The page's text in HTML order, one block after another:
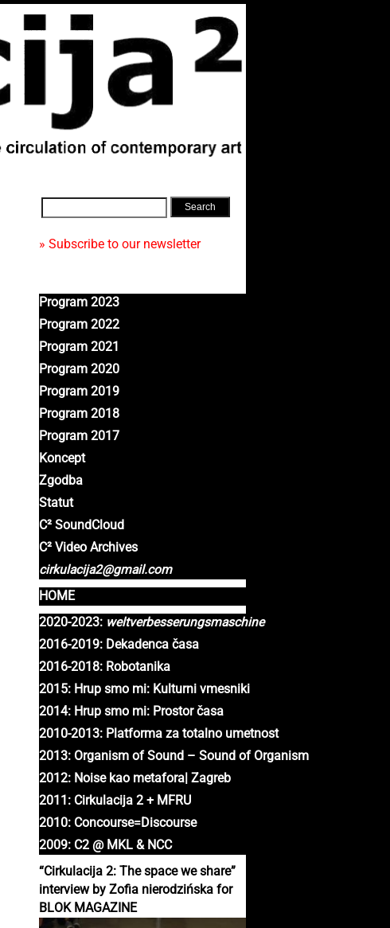
» Subscribe to our newsletter
Program 2023
Program 2022
Program 2021
Program 2020
Program 2019
Program 2018
Program 2017
Koncept
Zgodba
Statut
C² SoundCloud
C² Video Archives
cirkulacija2@gmail.com
HOME
2020-2023: weltverbesserungsmaschine
2016-2019: Dekadenca časa
2016-2018: Robotanika
2015: Hrup smo mi: Kulturni vmesniki
2014: Hrup smo mi: Prostor časa
2010-2013: Platforma za totalno umetnost
2013: Organism of Sound – Sound of Organism
2012: Noise kao metafora| Zagreb
2011: Cirkulacija 2 + MFRU
2010: Concourse=Discourse
2009: C2 @ MKL & NCC
“Cirkulacija 2: The space we share”
interview by Zofia nierodzińska for
BLOK MAGAZINE